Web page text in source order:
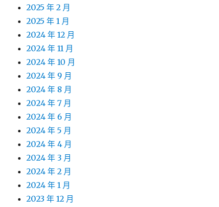
2025 年 2 月
2025 年 1 月
2024 年 12 月
2024 年 11 月
2024 年 10 月
2024 年 9 月
2024 年 8 月
2024 年 7 月
2024 年 6 月
2024 年 5 月
2024 年 4 月
2024 年 3 月
2024 年 2 月
2024 年 1 月
2023 年 12 月